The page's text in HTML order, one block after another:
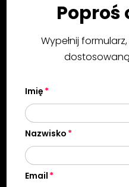
Poproś
Wypełnij
Imię
Nazwisko
Email